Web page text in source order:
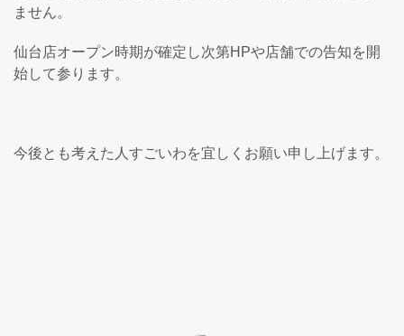
ません。
仙台店オープン時期が確定し次第HPや店舗での告知を開
始して参ります。
今後とも考えた人すごいわを宜しくお願い申し上げます。